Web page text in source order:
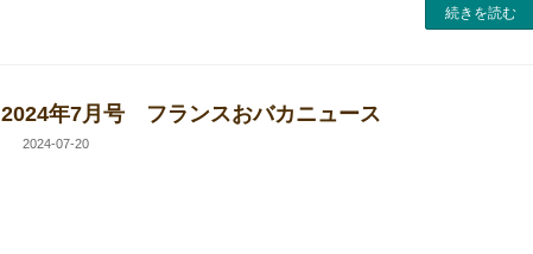
続きを読む
2024年7月号 フランスおバカニュース
2024-07-20